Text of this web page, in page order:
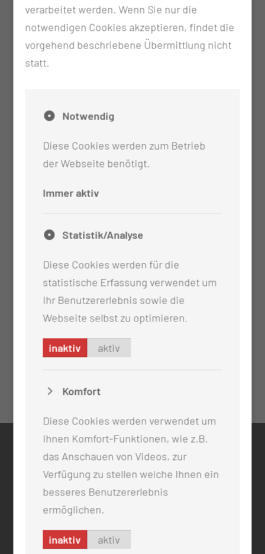
Vorbefunde und aktuelle Befunde
Überweisungsschein vom Facharzt (nur FÄ mit
Spezialisierung entsprechend der Klinik)
KONTAKT
0355 46 -0
info@mul-ct.de
ADRESSE
verarbeitet werden. Wenn Sie nur die
notwendigen Cookies akzeptieren, findet die
vorgehend beschriebene Übermittlung nicht
statt.
Notwendig
Diese Cookies werden zum Betrieb
der Webseite benötigt.
Immer aktiv
Statistik/Analyse
Diese Cookies werden für die
statistische Erfassung verwendet um
Ihr Benutzererlebnis sowie die
Webseite selbst zu optimieren.
inaktiv aktiv
Komfort
Diese Cookies werden verwendet um
Ihnen Komfort-Funktionen, wie z.B.
das Anschauen von Videos, zur
Verfügung zu stellen welche Ihnen ein
besseres Benutzererlebnis
ermöglichen.
inaktiv aktiv